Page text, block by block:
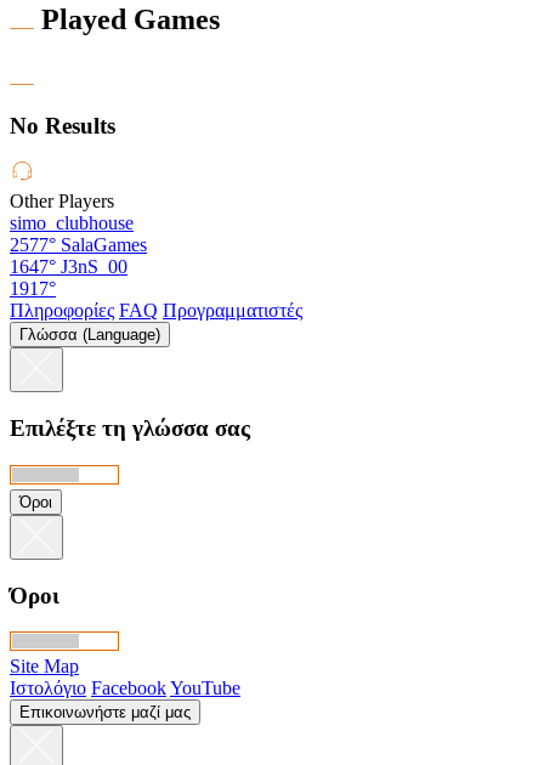
Played Games
No Results
Other Players
simo_clubhouse
2577° SalaGames
1647° J3nS_00
1917°
Πληροφορίες FAQ Προγραμματιστές
Γλώσσα (Language)
Επιλέξτε τη γλώσσα σας
Όροι
Όροι
Site Map
Ιστολόγιο FacebookYouTube
Επικοινωνήστε μαζί μας